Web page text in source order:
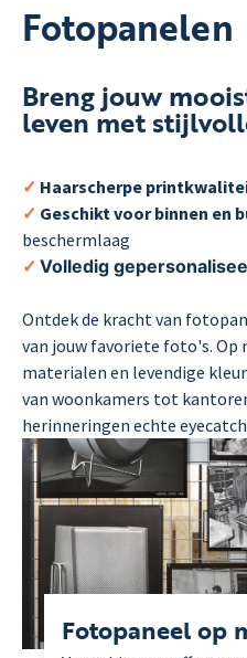
Fotopanelen
Breng jouw
leven met
✓ Haarscherpe
✓ Geschikt voor binnen en
beschermlaag
✓ Volledig
Ontdek de kracht van
van jouw favoriete foto's. Op
materialen en levendige
van woonkamers tot
herinneringen echte
Fotopaneel op